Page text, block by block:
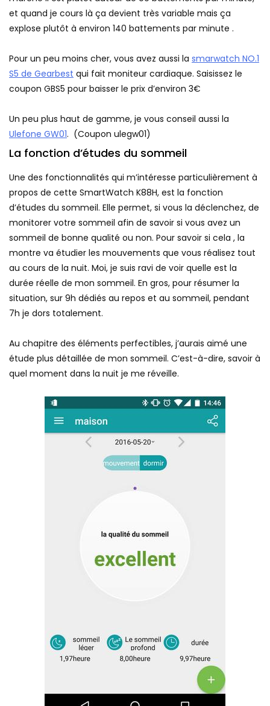
et quand je cours là ça devient très variable mais ça
explose plutôt à environ 140 battements par minute .
Pour un peu moins cher, vous avez aussi la smarwatch NO.1
S5 de Gearbest qui fait moniteur cardiaque. Saisissez le
coupon GBS5 pour baisser le prix d’environ 3€
Un peu plus haut de gamme, je vous conseil aussi la
Ulefone GW01. (Coupon ulegw01)
La fonction d’études du sommeil
Une des fonctionnalités qui m’intéresse particulièrement à
propos de cette SmartWatch K88H, est la fonction
d’études du sommeil. Elle permet, si vous la déclenchez, de
monitorer votre sommeil afin de savoir si vous avez un
sommeil de bonne qualité ou non. Pour savoir si cela , la
montre va étudier les mouvements que vous réalisez tout
au cours de la nuit. Moi, je suis ravi de voir quelle est la
durée réelle de mon sommeil. En gros, pour résumer la
situation, sur 9h dédiés au repos et au sommeil, pendant
7h je dors totalement.
Au chapitre des éléments perfectibles, j’aurais aimé une
étude plus détaillée de mon sommeil. C’est-à-dire, savoir à
quel moment dans la nuit je me réveille.